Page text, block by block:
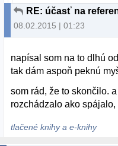
RE: účasť na
08.02.2015 | 01:23
napísal som na to dlhú
tak dám aspoň peknú
som rád, že to skončilo.
rozchádzalo ako spájalo,
tlačené knihy a e-knihy